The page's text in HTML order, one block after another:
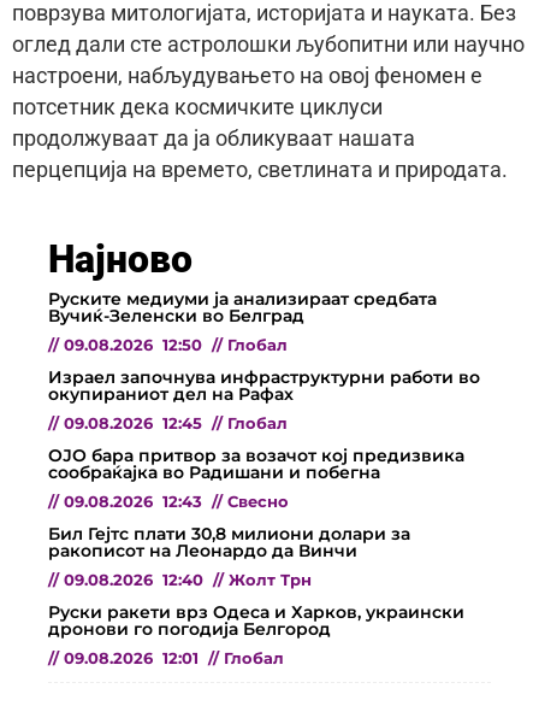
поврзува митологијата, историјата и науката. Без
оглед дали сте астролошки љубопитни или научно
настроени, набљудувањето на овој феномен е
потсетник дека космичките циклуси
продолжуваат да ја обликуваат нашата
перцепција на времето, светлината и природата.
Најново
Руските медиуми ја анализираат средбата
Вучиќ-Зеленски во Белград
// 09.08.2026 12:50 // Глобал
Израел започнува инфраструктурни работи во
окупираниот дел на Рафах
// 09.08.2026 12:45 // Глобал
ОЈО бара притвор за возачот кој предизвика
сообраќајка во Радишани и побегна
// 09.08.2026 12:43 // Свесно
Бил Гејтс плати 30,8 милиони долари за
ракописот на Леонардо да Винчи
// 09.08.2026 12:40 // Жолт Трн
Руски ракети врз Одеса и Харков, украински
дронови го погодија Белгород
// 09.08.2026 12:01 // Глобал